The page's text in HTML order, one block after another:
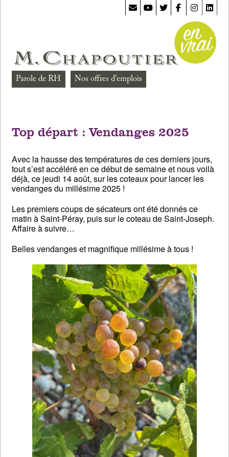
Parole de RH Nos offres d'emplois
Top départ : Vendanges 2025
Avec la hausse des températures de ces derniers jours,
tout s’est accéléré en ce début de semaine et nous voilà
déjà, ce jeudi 14 août, sur les coteaux pour lancer les
vendanges du millésime 2025 !
Les premiers coups de sécateurs ont été donnés ce
matin à Saint-Péray, puis sur le coteau de Saint-Joseph.
Affaire à suivre…
Belles vendanges et magnifique millésime à tous !